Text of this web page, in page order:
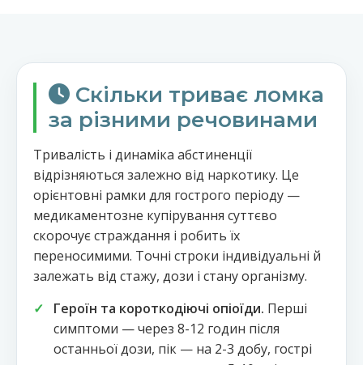
Скільки триває ломка
за різними речовинами
Тривалість і динаміка абстиненції
відрізняються залежно від наркотику. Це
орієнтовні рамки для гострого періоду —
медикаментозне купірування суттєво
скорочує страждання і робить їх
переносимими. Точні строки індивідуальні й
залежать від стажу, дози і стану організму.
Героїн та короткодіючі опіоїди. Перші
симптоми — через 8-12 годин після
останньої дози, пік — на 2-3 добу, гострі